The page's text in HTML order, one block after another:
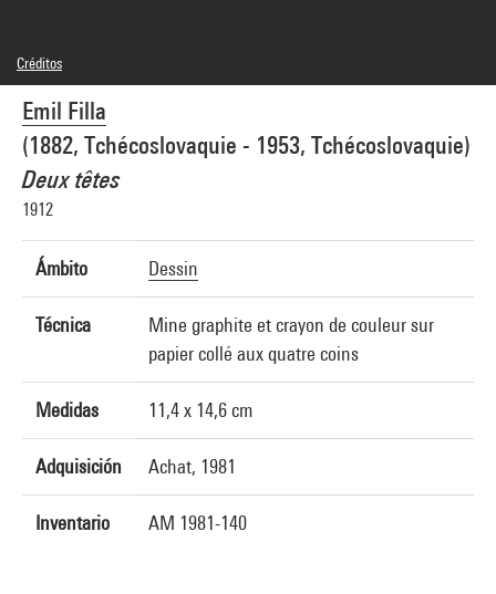
Emil Filla
(1882, Tchécoslovaquie - 1953, Tchécoslovaquie)
Deux têtes
1912
Ámbito Dessin
Técnica
Mine graphite et crayon de couleur sur
papier collé aux quatre coins
Medidas 11,4 x 14,6 cm
Adquisición Achat, 1981
Inventario AM 1981-140
Créditos
Domaine public
Créditos fotográficos : Centre Pompidou, MNAM-CCI/Jean-Claude Planchet/Dist.
GrandPalaisRmn
Referencia de la imagen : 4N02856
Difusión de la imagen :